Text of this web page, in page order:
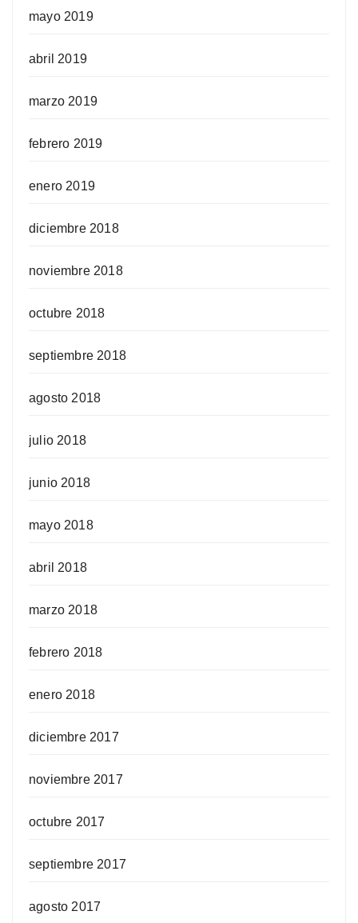
mayo 2019
abril 2019
marzo 2019
febrero 2019
enero 2019
diciembre 2018
noviembre 2018
octubre 2018
septiembre 2018
agosto 2018
julio 2018
junio 2018
mayo 2018
abril 2018
marzo 2018
febrero 2018
enero 2018
diciembre 2017
noviembre 2017
octubre 2017
septiembre 2017
agosto 2017